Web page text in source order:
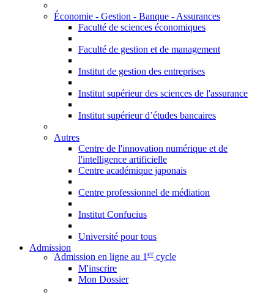
Économie - Gestion - Banque - Assurances
Faculté de sciences économiques
Faculté de gestion et de management
Institut de gestion des entreprises
Institut supérieur des sciences de l'assurance
Institut supérieur d’études bancaires
Autres
Centre de l'innovation numérique et de
l'intelligence artificielle
Centre académique japonais
Centre professionnel de médiation
Institut Confucius
Université pour tous
Admission
Admission en ligne au 1ercycle
M'inscrire
Mon Dossier